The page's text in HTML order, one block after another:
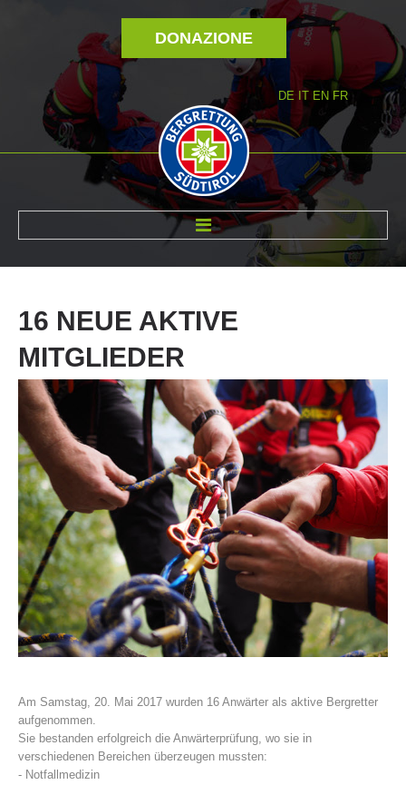
DONAZIONE
DE IT EN FR
La storia
16 NEUE AKTIVE
MITGLIEDER
Am Samstag, 20. Mai 2017 wurden 16 Anwärter als aktive Bergretter
aufgenommen.
Sie bestanden erfolgreich die Anwärterprüfung, wo sie in
verschiedenen Bereichen überzeugen mussten:
- Notfallmedizin